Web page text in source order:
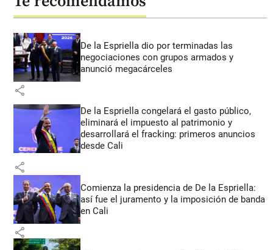
De la Espriella dio por terminadas las
negociaciones con grupos armados y
anunció megacárceles
share
De la Espriella congelará el gasto público,
eliminará el impuesto al patrimonio y
desarrollará el fracking: primeros anuncios
desde Cali
share
Comienza la presidencia de De la Espriella:
así fue el juramento y la imposición de banda
en Cali
share